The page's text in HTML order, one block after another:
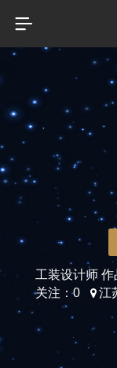
工装设计师 作
关注：0
江